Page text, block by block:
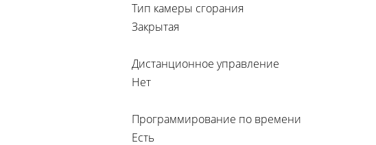
Тип камеры сгорания
Закрытая
Дистанционное управление
Нет
Программирование по времени
Есть